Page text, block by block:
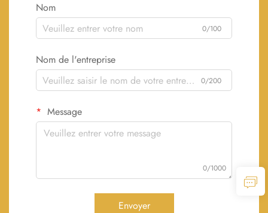
Nom
0/100
Nom de l'entreprise
0/200
Message
0/1000
Envoyer